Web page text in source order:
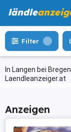
ländle
In Langen bei
Laendleanzeiger.at
Filter
Anzeigen